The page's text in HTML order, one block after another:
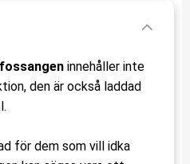
innehåller inte
den är också laddad
för dem som vill idka